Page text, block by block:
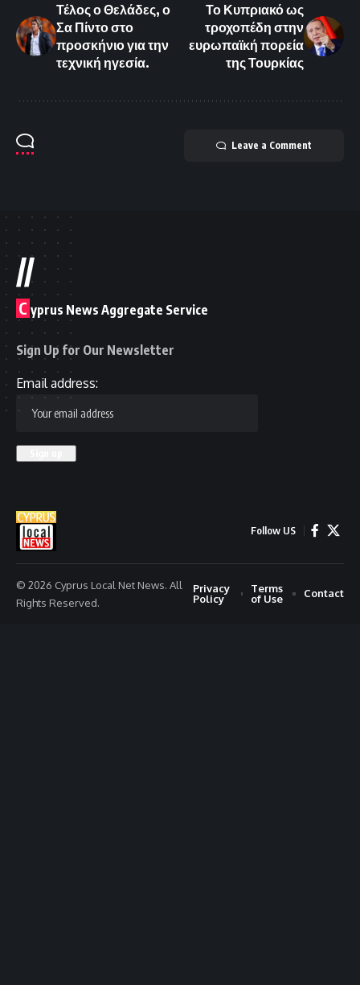
Τέλος ο Θελάδες, ο
Σα Πίντο στο
προσκήνιο για την
τεχνική ηγεσία.
Το Κυπριακό ως
τροχοπέδη στην
ευρωπαϊκή πορεία
της Τουρκίας
Leave a Comment
//
C yprus News Aggregate Service
Sign Up for Our Newsletter
Email address:
Follow US
© 2026 Cyprus Local Net News. All
Rights Reserved.
Privacy
Policy
Terms
of Use
Contact